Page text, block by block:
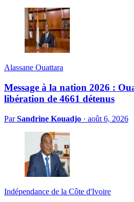
Alassane Ouattara
Message à la nation 2026 :
libération de 4661 détenus
ParSandrine Kouadjo · août 6, 2026
Indépendance de la Côte d'Ivoire